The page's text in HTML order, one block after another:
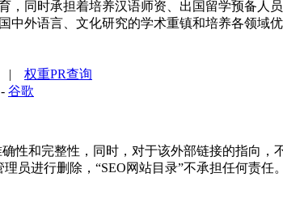
同时承担着培养汉语师资、出国留学预备人
外语言、文化研究的学术重镇和培养各领域
| 权重PR查询
- 谷歌
性和完整性，同时，对于该外部链接的指向，
员进行删除，“SEO网站目录”不承担任何责